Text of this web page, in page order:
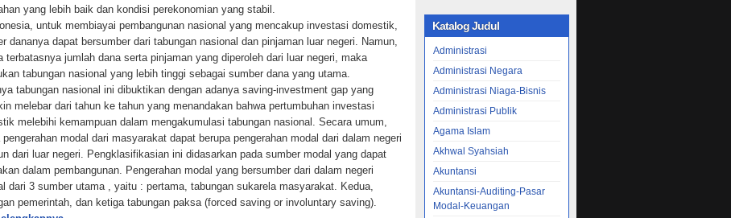
yang lebih baik dan kondisi perekonomian yang stabil.
untuk membiayai pembangunan nasional yang mencakup investasi domestik,
dananya dapat bersumber dari tabungan nasional dan pinjaman luar negeri. Namun,
terbatasnya jumlah dana serta pinjaman yang diperoleh dari luar negeri, maka
tabungan nasional yang lebih tinggi sebagai sumber dana yang utama.
tabungan nasional ini dibuktikan dengan adanya saving-investment gap yang
melebar dari tahun ke tahun yang menandakan bahwa pertumbuhan investasi
melebihi kemampuan dalam mengakumulasi tabungan nasional. Secara umum,
pengerahan modal dari masyarakat dapat berupa pengerahan modal dari dalam negeri
dari luar negeri. Pengklasifikasian ini didasarkan pada sumber modal yang dapat
dalam pembangunan. Pengerahan modal yang bersumber dari dalam negeri
dari 3 sumber utama , yaitu : pertama, tabungan sukarela masyarakat. Kedua,
pemerintah, dan ketiga tabungan paksa (forced saving or involuntary saving).
Katalog Judul
Administrasi
Administrasi Negara
Administrasi Niaga-Bisnis
Administrasi Publik
Agama Islam
Akhwal Syahsiah
Akuntansi
Akuntansi-Auditing-Pasar
Modal-Keuangan